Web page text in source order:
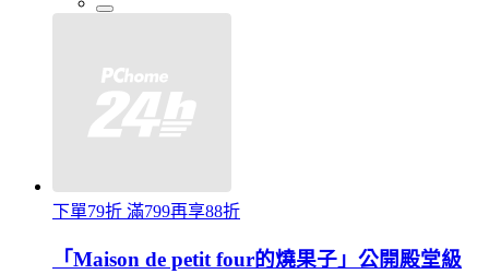
下單79折 滿799再享88折
「Maison de petit four的燒果子」公開殿堂級